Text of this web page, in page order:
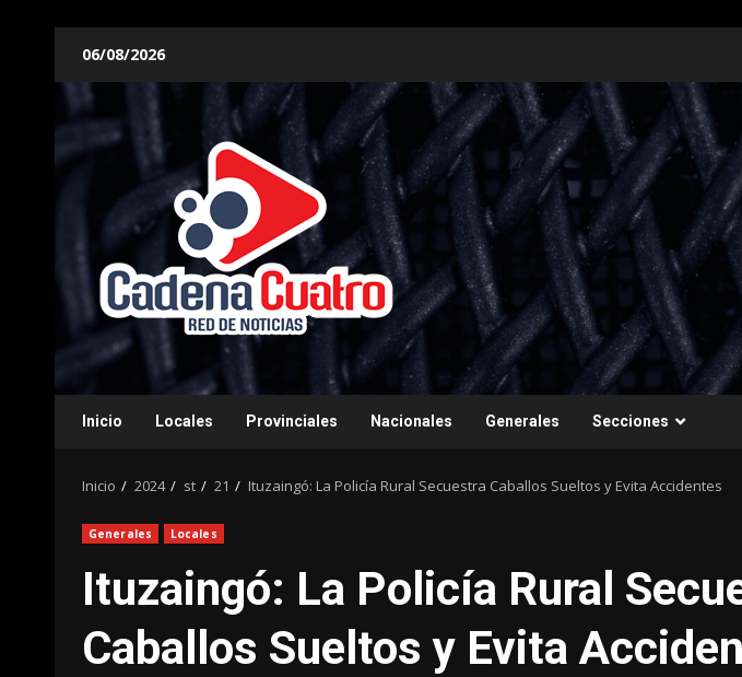
contenido
06/08/2026
Inicio Locales Provinciales Nacionales Generales Secciones
Inicio 2024 st 21 Ituzaingó: La Policía Rural Secuestra Caballos Sueltos y Evita Accidentes
Generales Locales
Ituzaingó: La Policía Rural
Caballos Sueltos y Evita